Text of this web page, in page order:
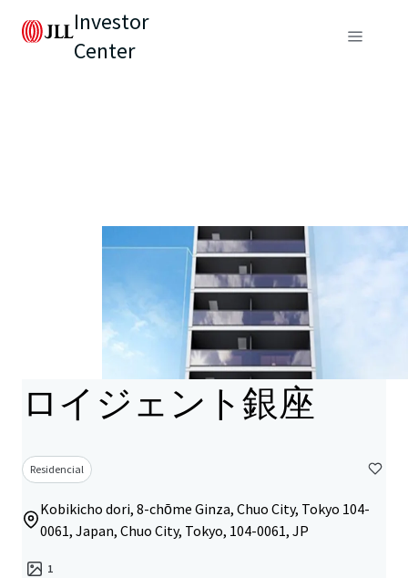
Investor
Center
ロイジェント銀座
Residencial
Kobikicho dori, 8-chōme Ginza, Chuo City, Tokyo 104-
0061, Japan, Chuo City, Tokyo, 104-0061, JP
1